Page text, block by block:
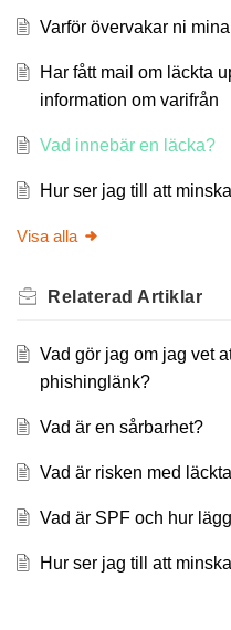
Varför övervakar ni
Har fått mail om läckta
information om varifrån
Vad innebär en läcka?
Hur ser jag till att
Visa alla
Relaterad Artiklar
Vad gör jag om jag vet
phishinglänk?
Vad är en sårbarhet?
Vad är risken med
Vad är SPF och hur
Hur ser jag till att